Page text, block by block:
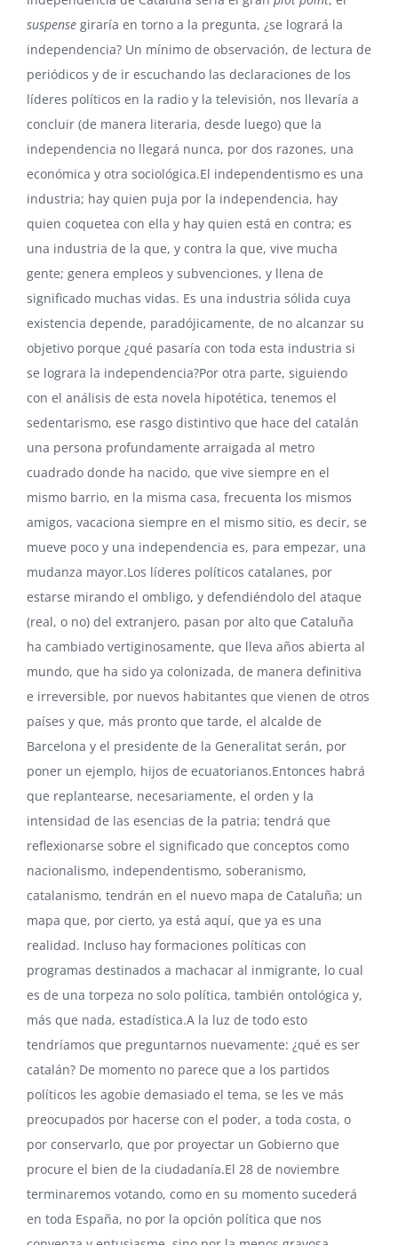
suspense giraría en torno a la pregunta, ¿se logrará la
independencia? Un mínimo de observación, de lectura de
periódicos y de ir escuchando las declaraciones de los
líderes políticos en la radio y la televisión, nos llevaría a
concluir (de manera literaria, desde luego) que la
independencia no llegará nunca, por dos razones, una
económica y otra sociológica.El independentismo es una
industria; hay quien puja por la independencia, hay
quien coquetea con ella y hay quien está en contra; es
una industria de la que, y contra la que, vive mucha
gente; genera empleos y subvenciones, y llena de
significado muchas vidas. Es una industria sólida cuya
existencia depende, paradójicamente, de no alcanzar su
objetivo porque ¿qué pasaría con toda esta industria si
se lograra la independencia?Por otra parte, siguiendo
con el análisis de esta novela hipotética, tenemos el
sedentarismo, ese rasgo distintivo que hace del catalán
una persona profundamente arraigada al metro
cuadrado donde ha nacido, que vive siempre en el
mismo barrio, en la misma casa, frecuenta los mismos
amigos, vacaciona siempre en el mismo sitio, es decir, se
mueve poco y una independencia es, para empezar, una
mudanza mayor.Los líderes políticos catalanes, por
estarse mirando el ombligo, y defendiéndolo del ataque
(real, o no) del extranjero, pasan por alto que Cataluña
ha cambiado vertiginosamente, que lleva años abierta al
mundo, que ha sido ya colonizada, de manera definitiva
e irreversible, por nuevos habitantes que vienen de otros
países y que, más pronto que tarde, el alcalde de
Barcelona y el presidente de la Generalitat serán, por
poner un ejemplo, hijos de ecuatorianos.Entonces habrá
que replantearse, necesariamente, el orden y la
intensidad de las esencias de la patria; tendrá que
reflexionarse sobre el significado que conceptos como
nacionalismo, independentismo, soberanismo,
catalanismo, tendrán en el nuevo mapa de Cataluña; un
mapa que, por cierto, ya está aquí, que ya es una
realidad. Incluso hay formaciones políticas con
programas destinados a machacar al inmigrante, lo cual
es de una torpeza no solo política, también ontológica y,
más que nada, estadística.A la luz de todo esto
tendríamos que preguntarnos nuevamente: ¿qué es ser
catalán? De momento no parece que a los partidos
políticos les agobie demasiado el tema, se les ve más
preocupados por hacerse con el poder, a toda costa, o
por conservarlo, que por proyectar un Gobierno que
procure el bien de la ciudadanía.El 28 de noviembre
terminaremos votando, como en su momento sucederá
en toda España, no por la opción política que nos